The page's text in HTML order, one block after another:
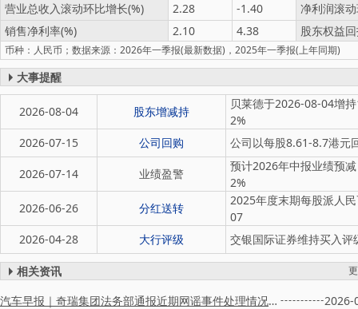
营业总收入滚动环比增长(%)
2.28 -1.40
净利润滚
销售净利率(%)
2.10 4.38 股东权益
币种：人民币；数据来源：2026年一季报(最新数据)，2025年一季报(上年同期)
大事提醒
2026-08-04 股东增减持
贝莱德于2026-08-04增
2%
2026-07-15
公司回购 公司以每股8.61-8.7港元
2026-07-14 业绩盈警
预计2026年中报业绩预
2%
2026-06-26
分红送转
2025年度末期每股派人
07
2026-04-28
大行评级 交银国际证券维持买入
相关资讯
汽车早报｜奇瑞集团法务部通报近期网谣事件处理情况 丰田在美召回约50.8万辆凯美瑞
2026-